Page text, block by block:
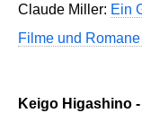
Claude Miller: Ein
Filme und
Keigo Higashino